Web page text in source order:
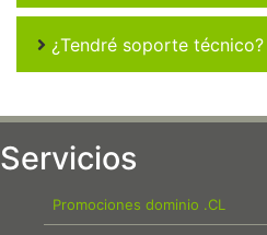
¿Tendré soporte técnico?
Servicios
Promociones dominio .CL